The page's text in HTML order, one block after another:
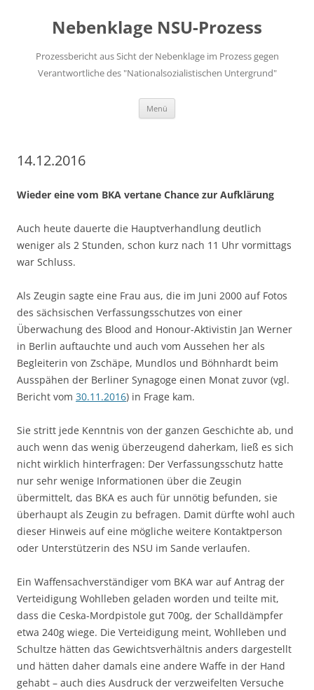
springenNebenklage NSU-Prozess
Prozessbericht aus Sicht der Nebenklage im Prozess gegen
Verantwortliche des "Nationalsozialistischen Untergrund"
Menü
14.12.2016
Wieder eine vom BKA vertane Chance zur Aufklärung
Auch heute dauerte die Hauptverhandlung deutlich
weniger als 2 Stunden, schon kurz nach 11 Uhr vormittags
war Schluss.
Als Zeugin sagte eine Frau aus, die im Juni 2000 auf Fotos
des sächsischen Verfassungsschutzes von einer
Überwachung des Blood and Honour-Aktivistin Jan Werner
in Berlin auftauchte und auch vom Aussehen her als
Begleiterin von Zschäpe, Mundlos und Böhnhardt beim
Ausspähen der Berliner Synagoge einen Monat zuvor (vgl.
Bericht vom 30.11.2016) in Frage kam.
Sie stritt jede Kenntnis von der ganzen Geschichte ab, und
auch wenn das wenig überzeugend daherkam, ließ es sich
nicht wirklich hinterfragen: Der Verfassungsschutz hatte
nur sehr wenige Informationen über die Zeugin
übermittelt, das BKA es auch für unnötig befunden, sie
überhaupt als Zeugin zu befragen. Damit dürfte wohl auch
dieser Hinweis auf eine mögliche weitere Kontaktperson
oder Unterstützerin des NSU im Sande verlaufen.
Ein Waffensachverständiger vom BKA war auf Antrag der
Verteidigung Wohlleben geladen worden und teilte mit,
dass die Ceska-Mordpistole gut 700g, der Schalldämpfer
etwa 240g wiege. Die Verteidigung meint, Wohlleben und
Schultze hätten das Gewichtsverhältnis anders dargestellt
und hätten daher damals eine andere Waffe in der Hand
gehabt – auch dies Ausdruck der verzweifelten Versuche